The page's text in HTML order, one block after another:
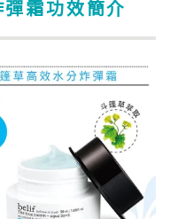
霜功效簡介